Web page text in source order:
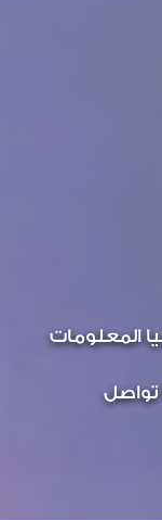
المعلومات
منصة تواصل